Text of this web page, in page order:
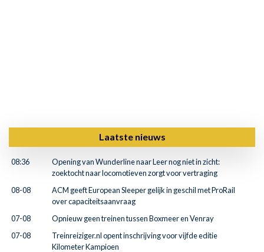
Laatste nieuws
08:36
Opening van Wunderline naar Leer nog niet in zicht:
zoektocht naar locomotieven zorgt voor vertraging
08-08
ACM geeft European Sleeper gelijk in geschil met ProRail
over capaciteitsaanvraag
07-08
Opnieuw geen treinen tussen Boxmeer en Venray
07-08
Treinreiziger.nl opent inschrijving voor vijfde editie
Kilometer Kampioen